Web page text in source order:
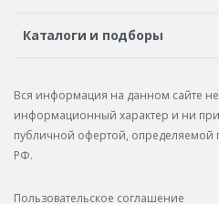
Автосервисы
Бонусная
Рекламации по услугам
Каталоги и подборы
Подбор запчастей
Каталог запчастей
Вся информация на данном сайте
информационный характер и ни при
публичной офертой, определяемой
РФ.
Пользовательское соглашение